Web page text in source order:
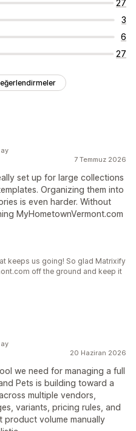
27
3
6
27
7 Temmuz 2026
set up for large collections
Organizing them into
is even harder. Without
MyHometownVermont.com
keeps us going! So glad Matrixify
off the ground and keep it
20 Haziran 2026
we need for managing a full
Pets is building toward a
multiple vendors,
variants, pricing rules, and
product volume manually